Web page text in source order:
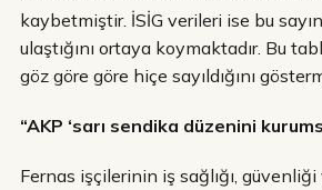
kaybetmiştir. İSİG verileri ise bu
ulaştığını ortaya koymaktadır. Bu
göz göre göre hiçe sayıldığını
“AKP ‘sarı sendika düzenini
Fernas işçilerinin iş sağlığı,